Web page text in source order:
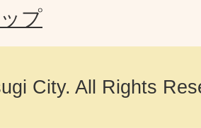
プ
City. All Rights